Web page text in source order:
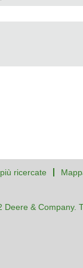
ricercate
& Company.